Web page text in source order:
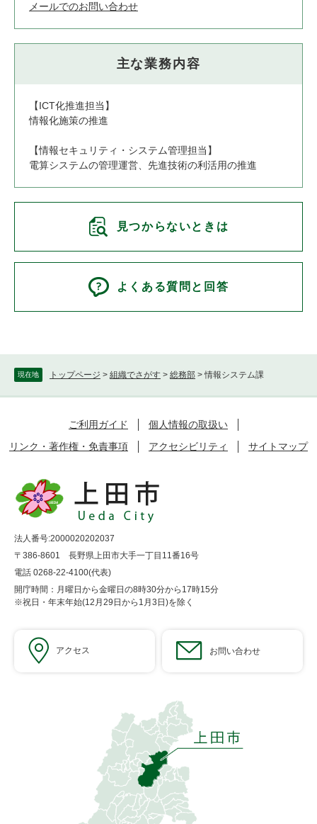
現在地 トップページ > 組織でさがす > 総務部 >情報システム課
メールでのお問い合わせ
主な業務内容
【ICT化推進担当】
情報化施策の推進
【情報セキュリティ・システム管理担当】
電算システムの管理運営、先進技術の利活用の推進
見つからないときは
よくある質問と回答
ご利用ガイド
個人情報の取扱い
リンク・著作権・免責事項
アクセシビリティ サイトマップ
法人番号:2000020202037
〒386-8601 長野県上田市大手一丁目11番16号
電話 0268-22-4100(代表)
開庁時間：月曜日から金曜日の8時30分から17時15分
※祝日・年末年始(12月29日から1月3日)を除く
アクセス お問い合わせ